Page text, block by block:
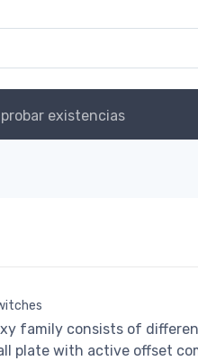
existencias
family consists of
plate with active offset